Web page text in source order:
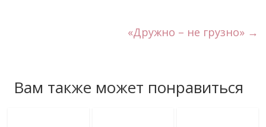
«Дружно – не грузно» →
Вам также может понравиться